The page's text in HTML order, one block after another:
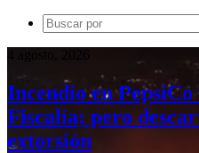
Incendio en
Fiscalía; pero
extorsión